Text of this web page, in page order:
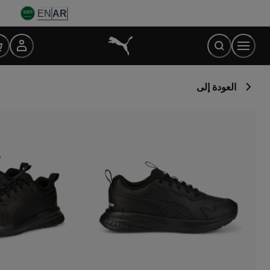
Content
AR
EN
العودة إلى